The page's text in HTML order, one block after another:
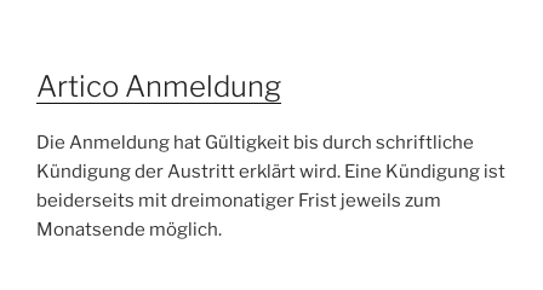
Artico Anmeldung
Die Anmeldung hat Gültigkeit bis durch schriftliche
Kündigung der Austritt erklärt wird. Eine Kündigung ist
beiderseits mit dreimonatiger Frist jeweils zum
Monatsende möglich.